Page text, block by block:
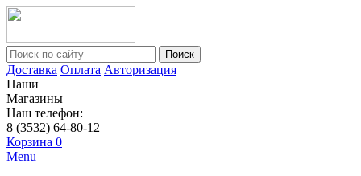
Поиск
Доставка Оплата Авторизация
Наши
Магазины
Наш телефон:
8 (3532) 64-80-12
Корзина 0
Menu